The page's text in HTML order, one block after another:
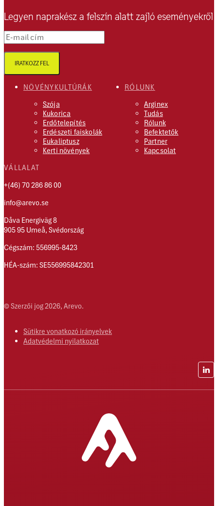
NÖVÉNYKULTÚRÁK
Szója
Kukorica
Erdőtelepítés
Erdészeti faiskolák
Eukaliptusz
Kerti növények
RÓLUNK
Arginex
Tudás
Rólunk
Befektetők
Partner
Kapcsolat
VÁLLALAT
+(46) 70 286 86 00
info@arevo.se
Dåva Energiväg 8
905 95 Umeå, Svédország
Cégszám: 556995-8423
HÉA-szám: SE556995842301
Legyen naprakész a felszín alatt zajló eseményekről
E-mail cím
IRATKOZZ FEL
© Szerzői jog 2026, Arevo.
Sütikre vonatkozó irányelvek
Adatvédelmi nyilatkozat